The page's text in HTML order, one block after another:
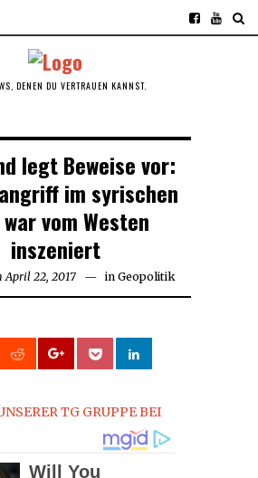
DENEN DU VERTRAUEN KANNST.
legt Beweise vor:
im syrischen
vom Westen
inszeniert
April 22, 2017May in Geopolitik
TG GRUPPE BEI